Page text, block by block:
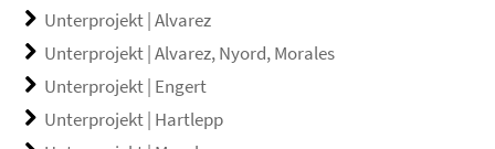
Unterprojekt | Alvarez
Unterprojekt | Alvarez, Nyord, Morales
Unterprojekt | Engert
Unterprojekt | Hartlepp